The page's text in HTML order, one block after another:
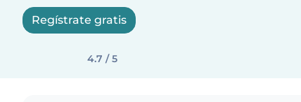
Regístrate gratis
4.7 / 5